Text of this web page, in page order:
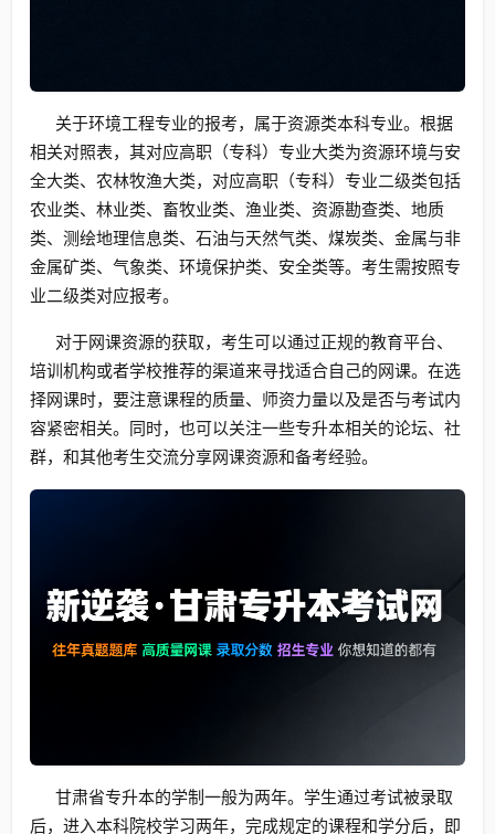
关于环境工程专业的报考，属于资源类本科专业。根据
相关对照表，其对应高职（专科）专业大类为资源环境与安
全大类、农林牧渔大类，对应高职（专科）专业二级类包括
农业类、林业类、畜牧业类、渔业类、资源勘查类、地质
类、测绘地理信息类、石油与天然气类、煤炭类、金属与非
金属矿类、气象类、环境保护类、安全类等。考生需按照专
业二级类对应报考。
对于网课资源的获取，考生可以通过正规的教育平台、
培训机构或者学校推荐的渠道来寻找适合自己的网课。在选
择网课时，要注意课程的质量、师资力量以及是否与考试内
容紧密相关。同时，也可以关注一些专升本相关的论坛、社
群，和其他考生交流分享网课资源和备考经验。
甘肃省专升本的学制一般为两年。学生通过考试被录取
后，进入本科院校学习两年，完成规定的课程和学分后，即